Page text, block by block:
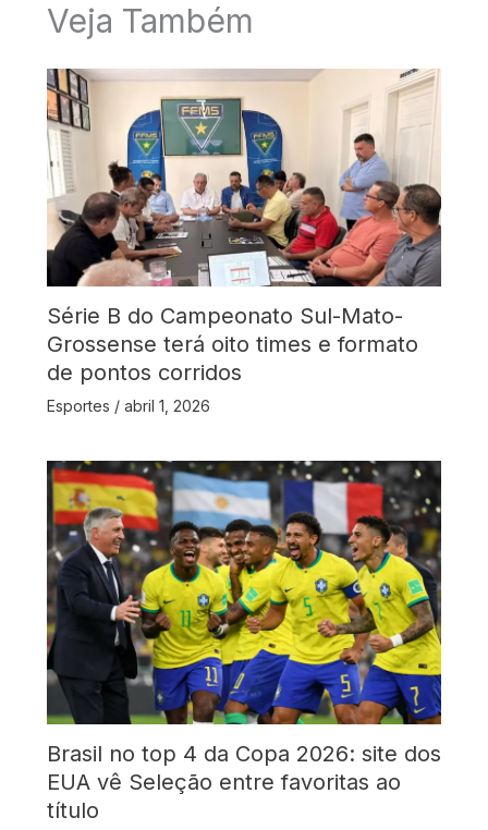
Veja Também
Série B do Campeonato Sul-Mato-
Grossense terá oito times e formato
de pontos corridos
Esportes / abril 1, 2026
Brasil no top 4 da Copa 2026: site dos
EUA vê Seleção entre favoritas ao
título